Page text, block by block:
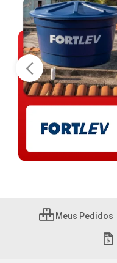
Meus Pedidos